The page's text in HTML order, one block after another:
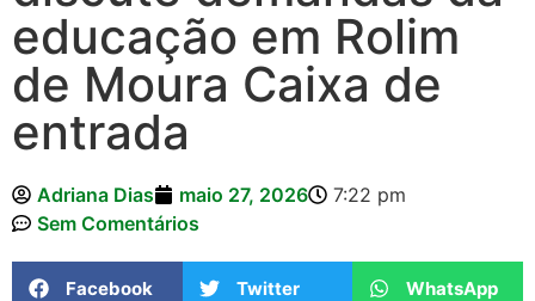
educação em Rolim
de Moura Caixa de
entrada
Adriana Dias maio 27, 2026
7:22 pm
Sem Comentários
Facebook Twitter WhatsApp